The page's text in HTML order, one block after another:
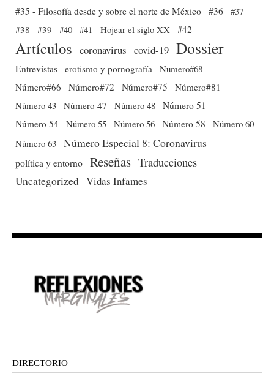
#35 - Filosofía desde y sobre el norte de México #36 #37
#38
#39 #40 #41 - Hojear el siglo XX #42
Artículos coronavirus covid-19 Dossier
Entrevistas erotismo y pornografía Numero#68
Número#66
Número#72 Número#75
Número#81
Número 43 Número 47 Número 48 Número 51
Número 54 Número 55 Número 56 Número 58
Número 60
Número 63 Número Especial 8: Coronavirus
política y entorno Reseñas Traducciones
Uncategorized Vidas Infames
DIRECTORIO